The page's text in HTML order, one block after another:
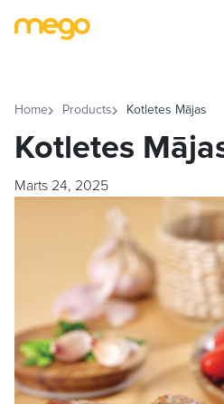
Home Products Kotletes Mājas
Kotletes
Marts 24, 2025